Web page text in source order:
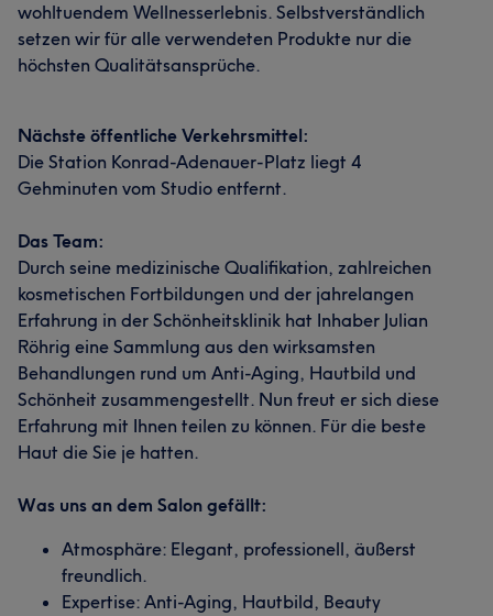
wohltuendem Wellnesserlebnis. Selbstverständlich
setzen wir für alle verwendeten Produkte nur die
höchsten Qualitätsansprüche.
Nächste öffentliche Verkehrsmittel:
Die Station Konrad-Adenauer-Platz liegt 4
Gehminuten vom Studio entfernt.
Das Team:
Durch seine medizinische Qualifikation, zahlreichen
kosmetischen Fortbildungen und der jahrelangen
Erfahrung in der Schönheitsklinik hat Inhaber Julian
Röhrig eine Sammlung aus den wirksamsten
Behandlungen rund um Anti-Aging, Hautbild und
Schönheit zusammengestellt. Nun freut er sich diese
Erfahrung mit Ihnen teilen zu können. Für die beste
Haut die Sie je hatten.
Was uns an dem Salon gefällt:
Atmosphäre: Elegant, professionell, äußerst
freundlich.
Expertise: Anti-Aging, Hautbild, Beauty